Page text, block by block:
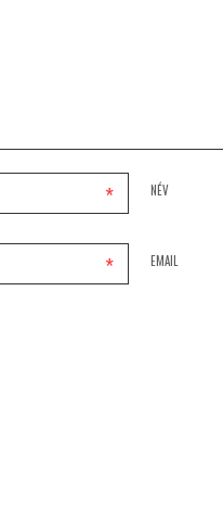
NÉV
*
EMAIL
*